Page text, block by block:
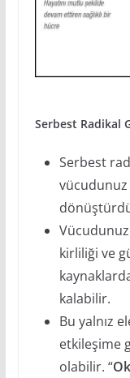
Serbest Radikal
Serbest
Vücudunuz
kirliliği ve
kalabilir.
Bu yalnız
etkileşime
olabilir. “